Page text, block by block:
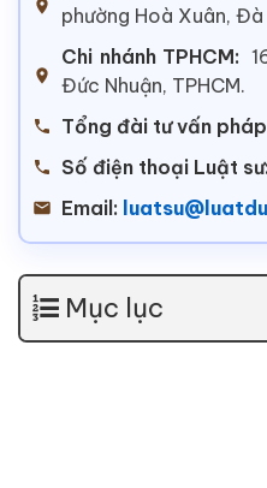
phường Hoà Xuân, Đà
Chi nhánh TPHCM:
Đức Nhuận, TPHCM.
Tổng đài tư vấn
Số điện thoại Luật sư:
Email:
Mục lục